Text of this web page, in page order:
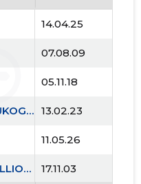
14.04.25
07.08.09
05.11.18
EESTI ISLAMI ŠUURA NÕUKOGU DAR AL-IFTAA KOGUDUS MTÜ 13.02.23
11.05.26
RATSAKLUBI BLACK STALLION EQUESTRIAN CLUB MTÜ 17.11.03